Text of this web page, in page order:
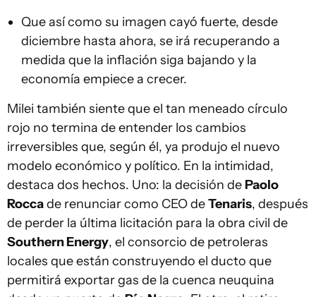
Que así como su imagen cayó fuerte, desde
diciembre hasta ahora, se irá recuperando a
medida que la inflación siga bajando y la
economía empiece a crecer.
Milei también siente que el tan meneado círculo
rojo no termina de entender los cambios
irreversibles que, según él, ya produjo el nuevo
modelo económico y político. En la intimidad,
destaca dos hechos. Uno: la decisión de Paolo
Roccade renunciar como CEO deTenaris, después
de perder la última licitación para la obra civil de
Southern Energy, el consorcio de petroleras
locales que están construyendo el ducto que
permitirá exportar gas de la cuenca neuquina